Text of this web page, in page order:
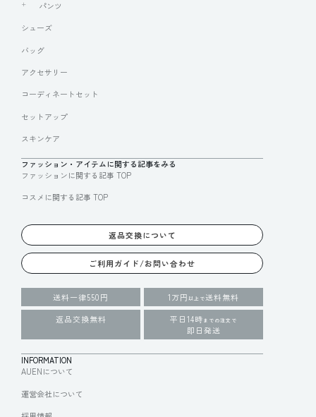
パンツ
シューズ
バッグ
アクセサリー
コーディネートセット
セットアップ
スキンケア
ファッション・アイテムに関する記事をみる
ファッションに関する記事 TOP
コスメに関する記事 TOP
返品交換について
ご利用ガイド/お問い合わせ
送料一律550円 1万円 以上で送料無料
返品交換無料
平日14時 までの注文で
即日発送
INFORMATION
AUENについて
運営会社について